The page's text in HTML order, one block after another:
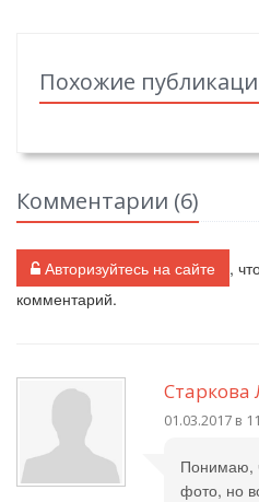
Похожие
Комментарии (6)
Авторизуйтесь на сайте
,
комментарий.
01.03.2017 в
Понимаю,
фото, но